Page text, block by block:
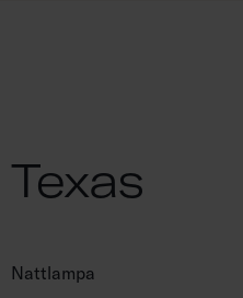
Texas
Nattlampa